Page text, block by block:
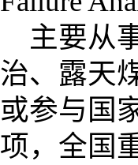
主要从
治、露天
或参与国
项，全国